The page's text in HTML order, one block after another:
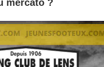
mercato ?